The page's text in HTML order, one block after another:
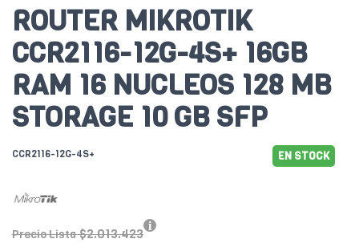
ROUTER MIKROTIK
CCR2116-12G-4S+ 16GB
RAM 16 NUCLEOS 128 MB
STORAGE 10 GB SFP
CCR2116-12G-4S+ EN STOCK
Precio Lista $2.013.423